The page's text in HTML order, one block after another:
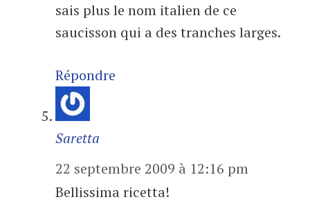
sais plus le nom italien de ce
saucisson qui a des tranches larges.
Répondre
Saretta
22 septembre 2009 à 12:16 pm
Bellissima ricetta!